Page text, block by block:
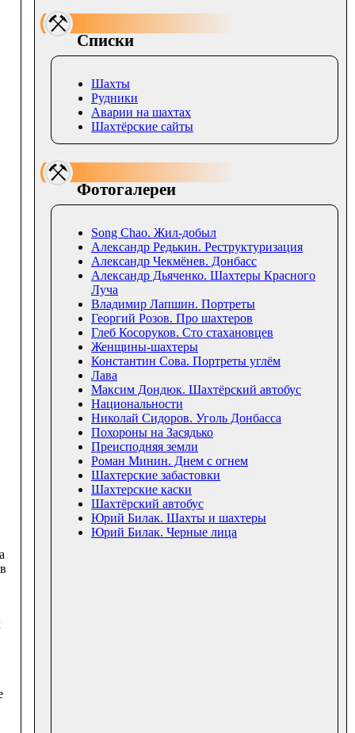
Списки
Шахты
Рудники
Аварии на шахтах
Шахтёрские сайты
Фотогалереи
Song Chao. Жил-добыл
Александр Редькин. Реструктуризация
Александр Чекмёнев. Донбасс
Александр Дьяченко. Шахтеры Красного
Луча
Владимир Лапшин. Портреты
Георгий Розов. Про шахтеров
Глеб Косоруков. Сто стахановцев‎
Женщины-шахтеры
Константин Сова. Портреты углём
Лава
Максим Дондюк. Шахтёрский автобус
Национальности
Николай Сидоров. Уголь Донбасса
Похороны на Засядько
Преисподняя земли
Роман Минин. Днем с огнем
Шахтерские забастовки
Шахтерские каски
Шахтёрский автобус
Юрий Билак. Шахты и шахтеры
Юрий Билак. Черные лица